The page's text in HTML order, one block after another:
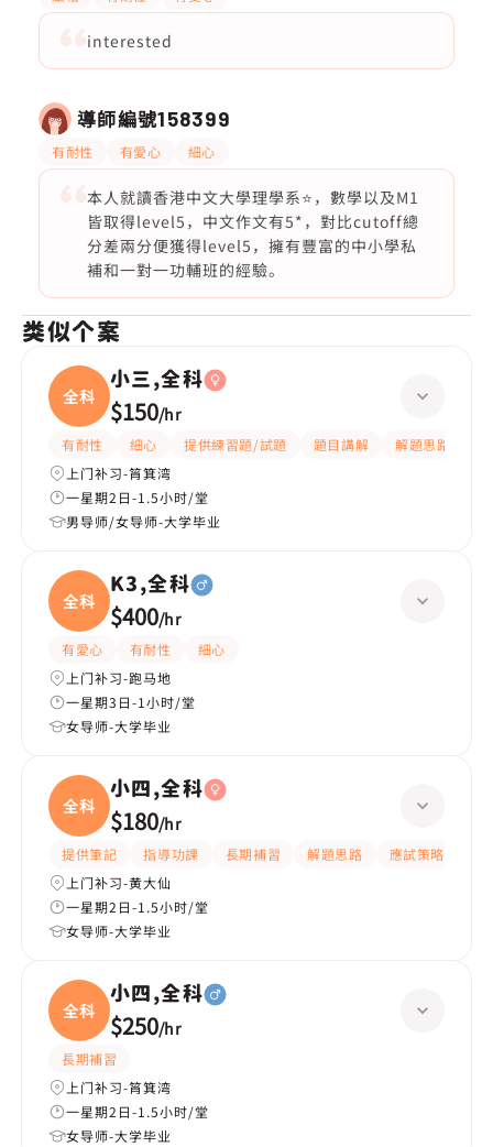
interested
導師編號158399
有耐性 有愛心 細心
本人就讀香港中文大學理學系⭐️，數學以及M1
皆取得level5，中文作文有5*，對比cutoff總
分差兩分便獲得level5，擁有豐富的中小學私
補和一對一功輔班的經驗。
类似个案
全科
小三,全科
$150/hr
有耐性 細心 提供練習題/試題 題目講解
解題思路
上门补习-筲箕湾
一星期2日-1.5小时/堂
男导师/女导师-大学毕业
全科
K3,全科
$400/hr
有愛心 有耐性
細心
上门补习-跑马地
一星期3日-1小时/堂
女导师-大学毕业
全科
小四,全科
$180/hr
提供筆記 指導功課 長期補習 解題思路 應試策略
上门补习-黄大仙
一星期2日-1.5小时/堂
女导师-大学毕业
全科
小四,全科
$250/hr
長期補習
上门补习-筲箕湾
一星期2日-1.5小时/堂
女导师-大学毕业